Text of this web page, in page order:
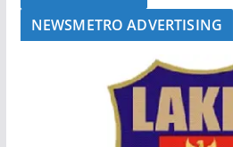
NEWSMETRO ADVERTISING